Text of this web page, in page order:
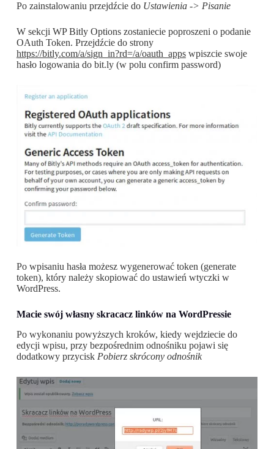
Po zainstalowaniu przejdźcie do Ustawienia -> Pisanie
W sekcji WP Bitly Options zostaniecie poproszeni o podanie
OAuth Token. Przejdźcie do strony
https://bitly.com/a/sign_in?rd=/a/oauth_appswpiszcie swoje
hasło logowania do bit.ly (w polu confirm password)
Po wpisaniu hasła możesz wygenerować token (generate
token), który należy skopiować do ustawień wtyczki w
WordPress.
Macie swój własny skracacz linków na WordPressie
Po wykonaniu powyższych kroków, kiedy wejdziecie do
edycji wpisu, przy bezpośrednim odnośniku pojawi się
dodatkowy przycisk Pobierz skrócony odnośnik